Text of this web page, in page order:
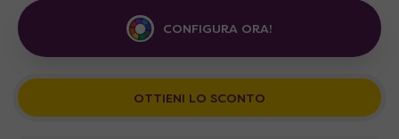
CONFIGURA ORA!
OTTIENI LO SCONTO